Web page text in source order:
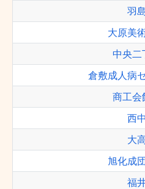
羽
大原美
中央二
倉敷成人病
商工会
西中
大
旭化成
福